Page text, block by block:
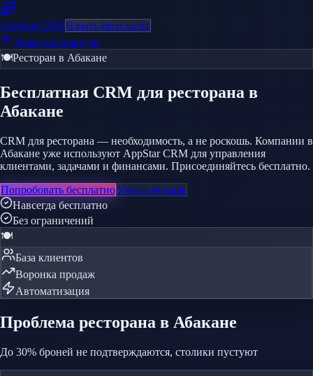
AppStarCRMНачать бесплатно
Назад на главную
🍽️Ресторан в Абакане
Бесплатная CRM для ресторана в
Абакане
CRM для ресторана — необходимость, а не роскошь. Компании в
Абакане уже используют AppStar CRM для управления
клиентами, задачами и финансами. Присоединяйтесь бесплатно.
Попробовать бесплатноУзнать больше
Навсегда бесплатно
Без ограничений
🍽️
База клиентов
Воронка продаж
Автоматизация
Проблема ресторана в Абакане
До 30% броней не подтверждаются, столики пустуют